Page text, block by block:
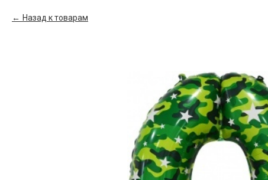
Назад к товарам